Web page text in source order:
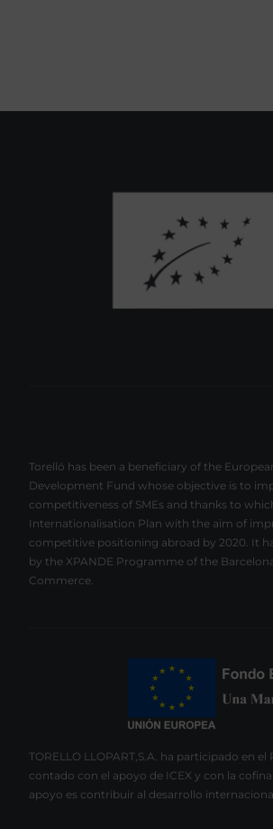
Torelló has been a beneficiary of the
Development Fund whose objective is to
competitiveness of SMEs and thanks to
Internationalisation Plan with the aim of
competitive positioning abroad by 2020. It
by the XPANDE Programme of the
Commerce.
TORELLO LLOPART,S.A. ha participado en
contado con el apoyo de ICEX y con la
apoyo es contribuir al desarrollo